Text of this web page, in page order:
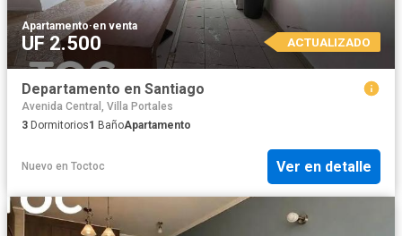
Apartamento·en venta
UF 2.500 ACTUALIZADO
Departamento en Santiago
Avenida Central, Villa Portales
3 Dormitorios1 BañoApartamento
Nuevo en Toctoc Ver en detalle